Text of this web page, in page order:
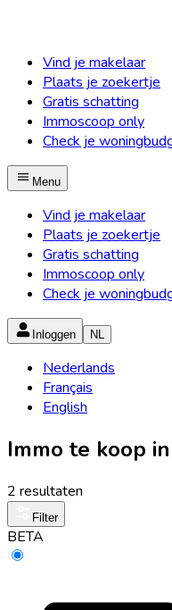
Vind je makelaar
Plaats je zoekertje
Gratis schatting
Immoscoop only
Check je
Menu
Vind je makelaar
Plaats je zoekertje
Gratis schatting
Immoscoop only
Check je
Inloggen NL
Nederlands
Français
English
Immo te koop
2 resultaten
Filter
BETA